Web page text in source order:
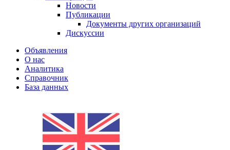
Новости
Публикации
Документы других организаций
Дискуссии
Объявления
О нас
Аналитика
Справочник
База данных